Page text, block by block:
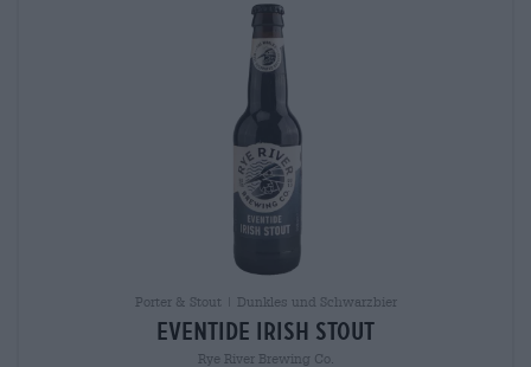
Porter & Stout | Dunkles und Schwarzbier
Eventide Irish Stout
Rye River Brewing Co.